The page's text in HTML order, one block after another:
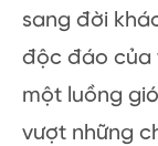
sang đời
độc đáo của
một luồng
vượt những